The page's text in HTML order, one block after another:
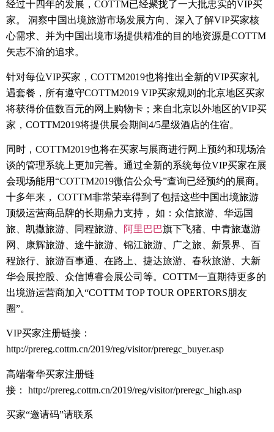
经过十四年的发展， COTTM已经聚拢了一大批忠实的VIP买
家。 洞察中国出境旅游市场发展方向、深入了解VIP买家核
心需求、并为中国出境市场提供精准的目的地资源是COTTM
矢志不渝的追求。
针对每位VIP买家， COTTM2019也将推出全新的VIP买家礼
遇套餐，所有遵守COTTM2019 VIP买家规则的北京地区买家
将获得价值数百元的网上购物卡；来自北京以外地区的VIP买
家， COTTM2019将提供展会期间4/5星级酒店的住宿。
同时， COTTM2019也将在买家与展商进行网上预约和现场洽
谈的管理系统上更加完善。通过全新的系统每位VIP买家在展
会现场能用“COTTM2019微信公众号”查询已经预约的展商。
十多年来，
COTTM非常荣幸得到了包括这些中国出境旅游
顶级运营商品牌的长期鼎力支持， 如：众信旅游、华远国
旅、凯撒旅游、同程旅游、
阿里巴巴旗下飞猪、中青旅遨游
网、康辉旅游、途牛旅游、锦江旅游、广之旅、新景界、百
程旅行、旅游百事通、在路上、捷达旅游、春秋旅游、大新
华会展控股、众信博睿会展公司等。 COTTM一直期待更多的
出境游运营商加入“COTTM TOP TOUR OPERTORS朋友
圈”。
VIP买家注册链接：
http://prereg.cottm.cn/2019/reg/visitor/preregc_buyer.asp
高端奢华买家注册链
接： http://prereg.cottm.cn/2019/reg/visitor/preregc_high.asp
买家“邀请码”请联系